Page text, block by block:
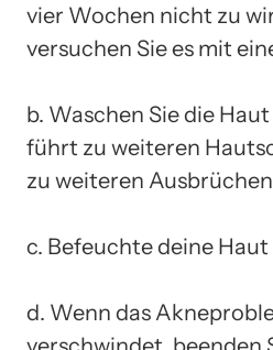
vier Wochen nicht zu
versuchen Sie es mit
b. Waschen Sie die
führt zu weiteren
zu weiteren
c. Befeuchte deine
d. Wenn das